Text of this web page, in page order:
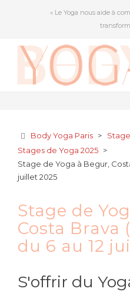
« Le Yoga nous aide à
Body Yoga Paris >
Stages de Yoga 2025 >
Stage de Yoga à Begur,
juillet 2025
Stage de
Costa Brava
du 6 au 12
S'offrir du